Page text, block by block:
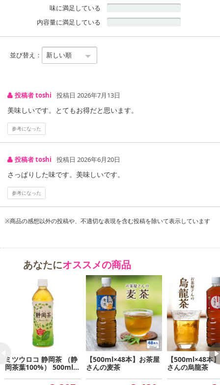
味に満足している
内容量に満足している
並び替え：
投稿者 toshi 投稿日 2026年7月13日
美味しいです。とてもお得だと思います。
参考になった
投稿者 toshi 投稿日 2026年6月20日
さっぱりした味です。美味しいです。
参考になった
※商品の感想以外の投稿や、不適切な表現を含む投稿を除いて表示しています
あなたにオススメの商品
ミツウロコ 静岡茶 （静
岡茶葉100%） 500ml×4
8本
【500ml×48本】お茶屋
さんの麦茶
【500ml×48本
さんの烏龍茶